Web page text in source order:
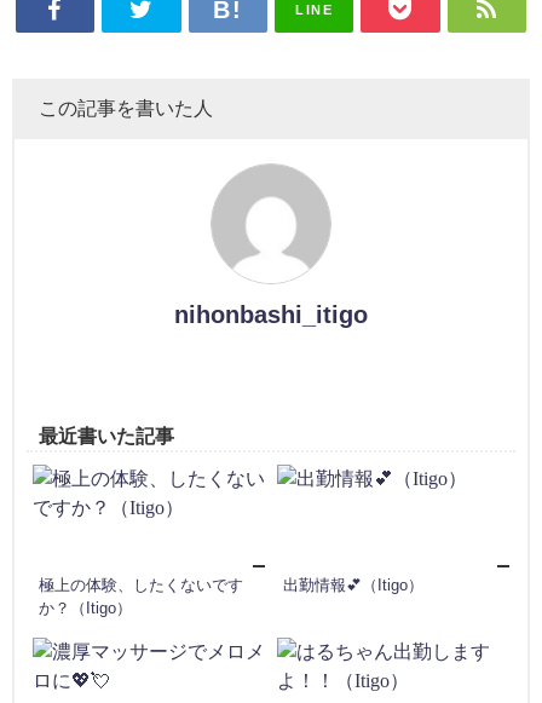
LINE
この記事を書いた人
nihonbashi_itigo
最近書いた記事
極上の体験、したくないです
か？（Itigo）
出勤情報💕（Itigo）